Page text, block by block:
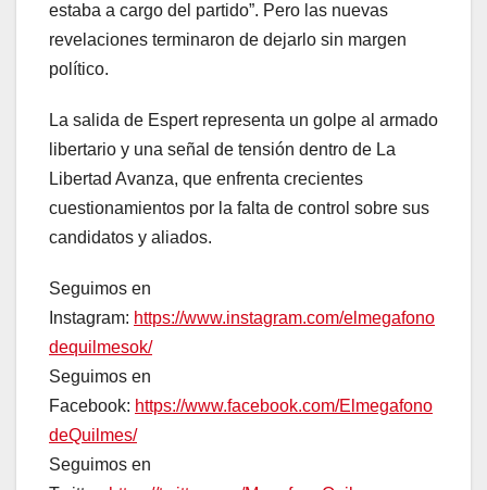
estaba a cargo del partido”. Pero las nuevas
revelaciones terminaron de dejarlo sin margen
político.
La salida de Espert representa un golpe al armado
libertario y una señal de tensión dentro de La
Libertad Avanza, que enfrenta crecientes
cuestionamientos por la falta de control sobre sus
candidatos y aliados.
Seguimos en
Instagram: https://www.instagram.com/elmegafono
dequilmesok/
Seguimos en
Facebook: https://www.facebook.com/Elmegafono
deQuilmes/
Seguimos en